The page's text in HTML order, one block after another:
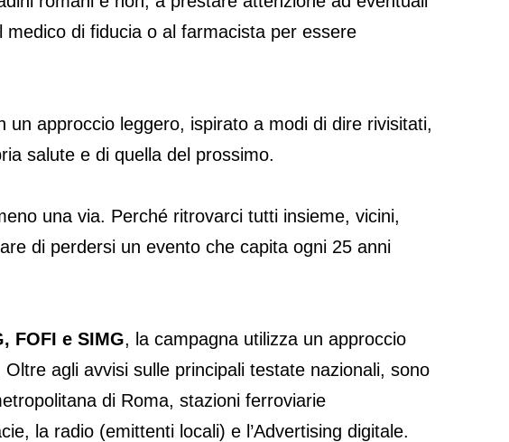
di fiducia o al farmacista per essere
un approccio leggero, ispirato a modi di dire rivisitati,
salute e di quella del prossimo.
una via. Perché ritrovarci tutti insieme, vicini,
di perdersi un evento che capita ogni 25 anni
FOFI e SIMG, la campagna utilizza un approccio
agli avvisi sulle principali testate nazionali, sono
di Roma, stazioni ferroviarie
la radio (emittenti locali) e l’Advertising digitale.